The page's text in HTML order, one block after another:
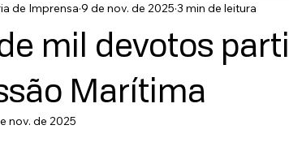
mil devotos
Marítima
de Imprensa 9 de nov. de 2025 3 min de leitura
nov. de 2025